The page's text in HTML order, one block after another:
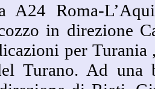
A24 Roma-
in direzione
per
Turano. Ad una